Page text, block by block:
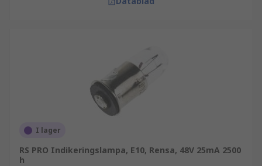
I lager
RS PRO Indikeringslampa, E10, Rensa, 48V 25mA 2500
h